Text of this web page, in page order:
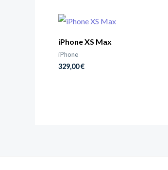
iPhone XS Max
iPhone
329,00€